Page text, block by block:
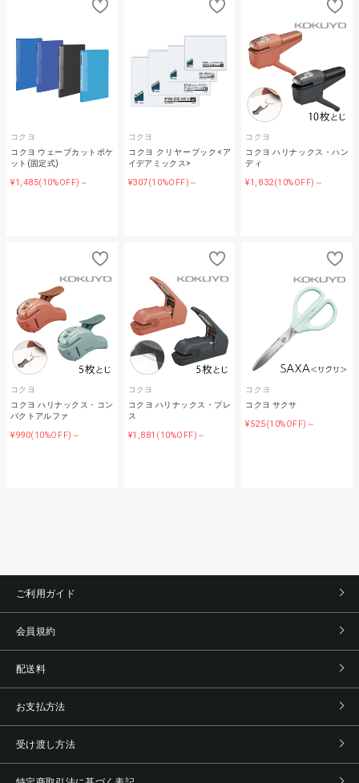
コクヨ
コクヨ ウェーブカットポケ
ット(固定式)
¥1,485(10%OFF)～
コクヨ
コクヨ クリヤーブック<ア
イデアミックス>
¥307(10%OFF)～
コクヨ
コクヨ ハリナックス・ハン
ディ
¥1,832(10%OFF)～
コクヨ
コクヨ ハリナックス・コン
パクトアルファ
¥990(10%OFF)～
コクヨ
コクヨ ハリナックス・プレ
ス
¥1,881 (10%OFF)～
コクヨ
コクヨ サクサ
¥525(10%OFF)～
ご利用ガイド
会員規約
配送料
お支払方法
受け渡し方法